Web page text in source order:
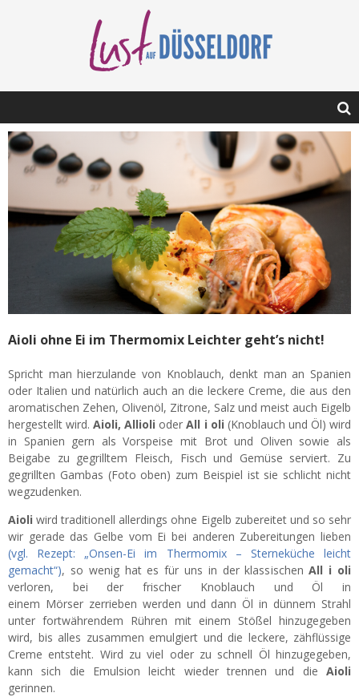
Aioli ohne Ei im Thermomix Leichter geht’s nicht!
Spricht man hierzulande von Knoblauch, denkt man an Spanien
oder Italien und natürlich auch an die leckere Creme, die aus den
aromatischen Zehen, Olivenöl, Zitrone, Salz und meist auch Eigelb
hergestellt wird.Aioli, Allioli oderAll i oli (Knoblauch und Öl) wird
in Spanien gern als Vorspeise mit Brot und Oliven sowie als
Beigabe zu gegrilltem Fleisch, Fisch und Gemüse serviert. Zu
gegrillten Gambas (Foto oben) zum Beispiel ist sie schlicht nicht
wegzudenken.
Aioli wird traditionell allerdings ohne Eigelb zubereitet und so sehr
wir gerade das Gelbe vom Ei bei anderen Zubereitungen lieben
(vgl. Rezept: „Onsen-Ei im Thermomix – Sterneküche leicht
gemacht“), so wenig hat es für uns in der klassischenAll i oli
verloren, bei der frischer Knoblauch und Öl in
einem Mörser zerrieben werden und dann Öl in dünnem Strahl
unter fortwährendem Rühren mit einem Stößel hinzugegeben
wird, bis alles zusammen emulgiert und die leckere, zähflüssige
Creme entsteht. Wird zu viel oder zu schnell Öl hinzugegeben,
kann sich die Emulsion leicht wieder trennen und die Aioli
gerinnen.